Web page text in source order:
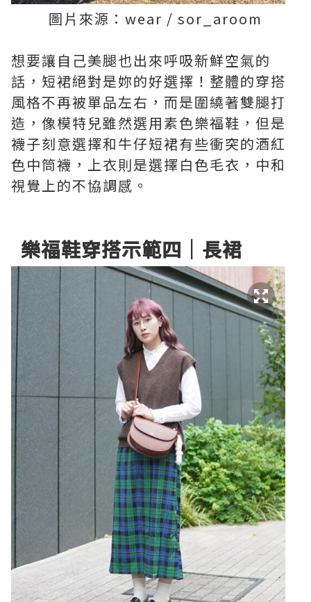
圖片來源：wear / sor_aroom
想要讓自己美腿也出來呼吸新鮮空氣的
話，短裙絕對是妳的好選擇！整體的穿搭
風格不再被單品左右，而是圍繞著雙腿打
造，像模特兒雖然選用素色樂福鞋，但是
襪子刻意選擇和牛仔短裙有些衝突的酒紅
色中筒襪，上衣則是選擇白色毛衣，中和
視覺上的不協調感。
樂福鞋穿搭示範四｜長裙